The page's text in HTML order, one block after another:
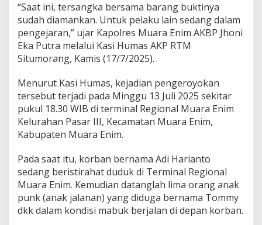
k
d
i
T
e
r
i
n
a
l
R
i
o
n
a
l
M
“Saat ini, tersangka bersama barang buktinya
sudah diamankan. Untuk pelaku lain sedang dalam
pengejaran,” ujar Kapolres Muara Enim AKBP Jhoni
Eka Putra melalui Kasi Humas AKP RTM
Situmorang, Kamis (17/7/2025).
Menurut Kasi Humas, kejadian pengeroyokan
tersebut terjadi pada Minggu 13 Juli 2025 sekitar
pukul 18.30 WIB di terminal Regional Muara Enim
Kelurahan Pasar III, Kecamatan Muara Enim,
Kabupaten Muara Enim.
Pada saat itu, korban bernama Adi Harianto
sedang beristirahat duduk di Terminal Regional
Muara Enim. Kemudian datanglah lima orang anak
punk (anak jalanan) yang diduga bernama Tommy
dkk dalam kondisi mabuk berjalan di depan korban.